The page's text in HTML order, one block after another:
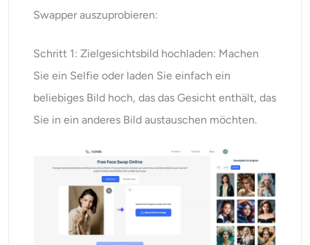
Swapper auszuprobieren:
Schritt 1: Zielgesichtsbild hochladen: Machen
Sie ein Selfie oder laden Sie einfach ein
beliebiges Bild hoch, das das Gesicht enthält, das
Sie in ein anderes Bild austauschen möchten.